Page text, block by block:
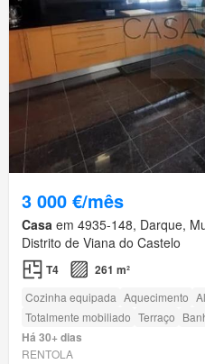
3 000 €/mês
Casa em 4935-148, Darque,
Distrito de Viana do Castelo
T4 261 m²
Cozinha equipada Aquecimento
Totalmente mobiliado Terraço
Há 30+ dias
RENTOLA